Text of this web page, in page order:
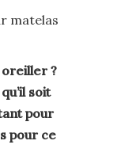
matelas
oreiller ?
soit
pour
pour ce